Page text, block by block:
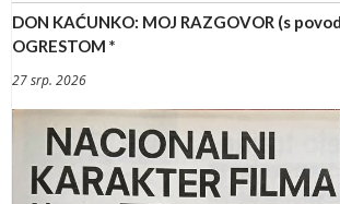
DON KAĆUNKO: MOJ RAZGOVOR (s
OGRESTOM *
27 srp. 2026